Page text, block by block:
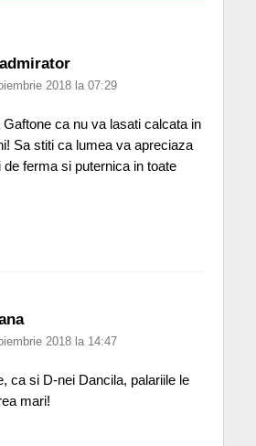
2018 la 07:29
ca nu va lasati calcata in
Sa stiti ca lumea va apreciaza
de ferma si puternica in toate
2018 la 14:47
ca si D-nei Dancila, palariile le
mari!